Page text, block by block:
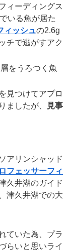
ィーディングス
いる魚が居た
ィッシュの2.6g
チで逃がすアク
をうろつく魚
見つけてアプロ
ましたが、
見事
アリンシャッド
フェッサーフィ
久井湖のガイド
津久井湖での大
ていた為、プラ
らいと思いライ